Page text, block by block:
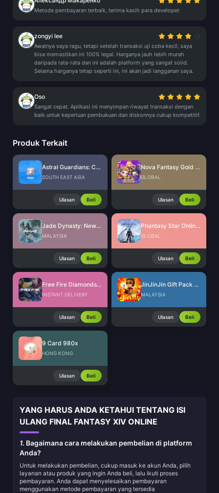
Metode pembayaran terbaik, terima kasih para developer.
zongyi lee
Awalnya saya ragu, tetapi setelah transaksi uji coba kecil, saya
bisa memastikan ini 100% legal. Harganya jauh lebih murah
daripada rata-rata dan ini adalah platform yang sangat solid.
Selama harganya tetap seperti ini, ini akan jadi langganan saya.
Oso
Sangat cepat. Aplikasi ini menyimpan riwayat transaksi dengan
baik untuk keperluan pembukuan dan diskonnya cukup kompetitif.
Produk Terkait
Astral Guardians: Cyber Fantasy
SOUTH EAST ASIA
Ulasan Beli
Nova Fantasy Gold Ingots
GLOBAL
Ulasan Beli
Jade Dynasty: New Fantasy Ingots
MALAYSIA
Ulasan Beli
Phantasy Star Online 2 New Genesis AC Exchange Ticket
GLOBAL
Ulasan Beli
Free Fire Diamonds EU + TR
INSTANT DELIVERY
Ulasan Beli
JinJinJin Gift Pack Redeem Code
MALAYSIA
Ulasan Beli
9 Card 980x
HONG KONG
Ulasan Beli
YANG HARUS ANDA KETAHUI TENTANG ISI
ULANG FINAL FANTASY XIV ONLINE
1. Bagaimana cara melakukan pembelian di platform
Anda?
Untuk melakukan pembelian, cukup masuk ke akun Anda, pilih
layanan atau produk yang ingin Anda beli, lalu ikuti proses
pembayaran. Anda dapat menyelesaikan pembayaran
menggunakan metode pembayaran yang tersedia